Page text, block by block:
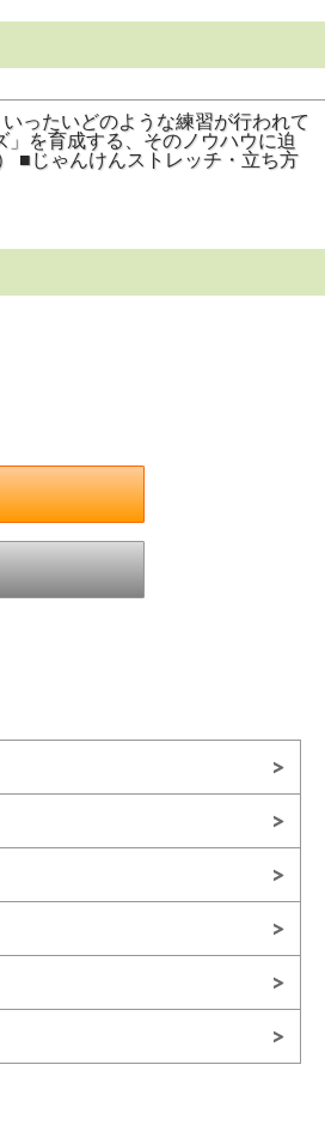
ったいどのような練習が行われて
を育成する、そのノウハウに迫
■じゃんけんストレッチ・立ち方